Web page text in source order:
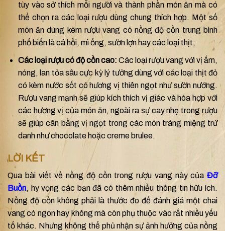
tùy vào sở thích mỗi người và thành phần món ăn mà có
thể chọn ra các loại rượu dùng chung thích hợp. Một số
món ăn dùng kèm rượu vang có nồng độ cồn trung bình
phổ biến là cá hồi, mì ống, sườn lợn hay các loại thịt;
Các loại rượu có độ cồn cao: Các loại rượu vang với vị ấm,
nóng, lan tỏa sâu cực kỳ lý tưởng dùng với các loại thịt đỏ
có kèm nước sốt có hương vị thiên ngọt như sườn nướng.
Rượu vang mạnh sẽ giúp kích thích vị giác và hòa hợp với
các hương vị của món ăn, ngoài ra sự cay nhẹ trong rượu
sẽ giúp cân bằng vị ngọt trong các món tráng miệng trứ
danh như chocolate hoặc creme brulee.
LỜI KẾT
Qua bài viết về nồng độ cồn trong rượu vang này của Đỡ
Buồn, hy vọng các bạn đã có thêm nhiều thông tin hữu ích.
Nồng độ cồn không phải là thước đo để đánh giá một chai
vang có ngon hay không mà còn phụ thuộc vào rất nhiều yếu
tố khác. Nhưng không thể phủ nhận sự ảnh hưởng của nồng